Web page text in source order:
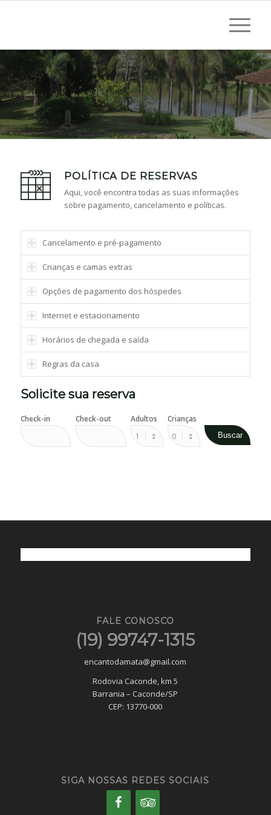
RESERVAS
POLÍTICA DE RESERVAS
Aqui, você encontra todas as suas informações
sobre pagamento, cancelamento e políticas.
Cancelamento e pré-pagamento
Crianças e camas extras
Opções de pagamento dos hóspedes
Internet e estacionamento
Horários de chegada e saída
Regras da casa
Solicite sua reserva
Check-in Check-out Adultos Crianças
FALE CONOSCO
(19) 99747-1315
encantodamata@gmail.com
Rodovia Caconde, km 5
Barrania – Caconde/SP
CEP: 13770-000
SIGA NOSSAS REDES SOCIAIS